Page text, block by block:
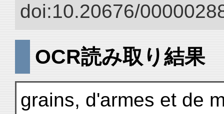
doi:10.20676/
OCR読み取り結果
grains, d'armes et de